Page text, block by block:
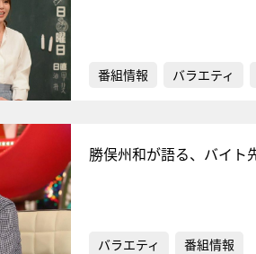
番組情報 バラエティ
勝俣州和が語る、バイト
バラエティ 番組情報